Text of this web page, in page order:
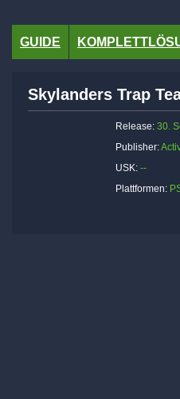
GUIDE
Skylanders Trap
Release: 30.
Publisher:
USK: --
Plattformen: